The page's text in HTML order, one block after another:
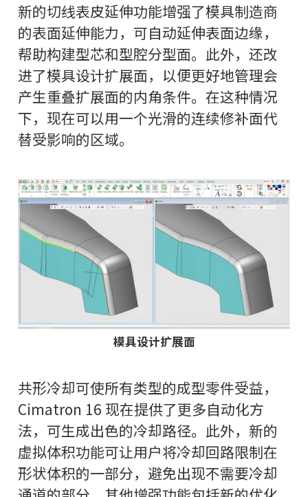
新的切线表皮延伸功能增强了模具制造商
的表面延伸能力，可自动延伸表面边缘，
帮助构建型芯和型腔分型面。此外，还改
进了模具设计扩展面，以便更好地管理会
产生重叠扩展面的内角条件。在这种情况
下，现在可以用一个光滑的连续修补面代
替受影响的区域。
模具设计扩展面
共形冷却可使所有类型的成型零件受益，
Cimatron 16 现在提供了更多自动化方
法，可生成出色的冷却路径。此外，新的
虚拟体积功能可让用户将冷却回路限制在
形状体积的一部分，避免出现不需要冷却